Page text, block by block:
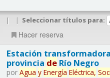
| | Seleccionar títulos para:
Hacer reserva
Estación
provincia deRío Negro
por Agua y Energía Eléctrica,